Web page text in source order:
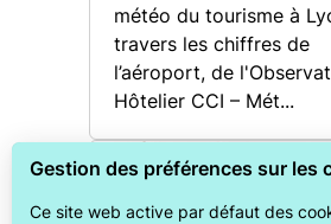
météo du tourisme à
travers les chiffres de
l’aéroport, de
Hôtelier CCI – Mét...
Gestion des préférences sur les
Ce site web active par défaut des